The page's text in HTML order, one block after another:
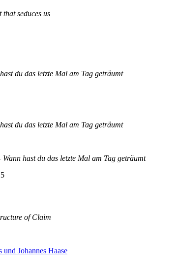
seduces us
du das letzte Mal am Tag geträumt
du das letzte Mal am Tag geträumt
Wann hast du das letzte Mal am Tag geträumt
of Claim
Johannes Haase